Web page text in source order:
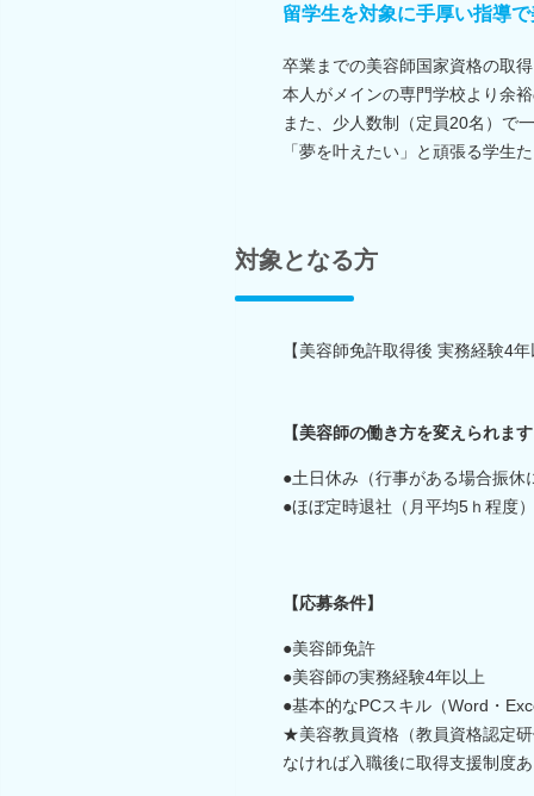
留学生を対象に手厚い指導
卒業までの美容師国家資格の取
本人がメインの専門学校より余
また、少人数制（定員20名）で
「夢を叶えたい」と頑張る学生
対象となる方
【美容師免許取得後 実務経験4
【美容師の働き方を変えられま
●土日休み（行事がある場合振休
●ほぼ定時退社（月平均5ｈ程度）
【応募条件】
●美容師免許
●美容師の実務経験4年以上
●基本的なPCスキル（Word・
★美容教員資格（教員資格認定
なければ入職後に取得支援制度